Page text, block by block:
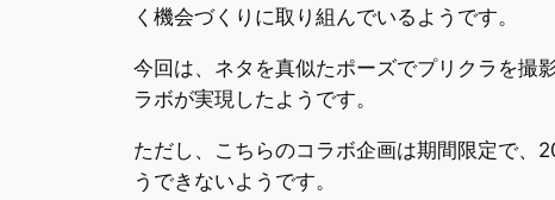
く機会づくりに取り組んでいるようです。
今回は、ネタを真似たポーズでプリクラを撮
ラボが実現したようです。
ただし、こちらのコラボ企画は期間限定で、
うできないようです。